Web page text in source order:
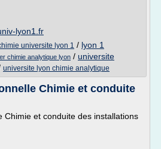
lyon1.fr
universite lyon 1 / lyon 1
chimie analytique lyon / universite
universite lyon chimie analytique
Chimie et conduite
Chimie et conduite des installations